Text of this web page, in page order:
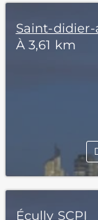
Saint-
À 3,61 km
Écully SCPI